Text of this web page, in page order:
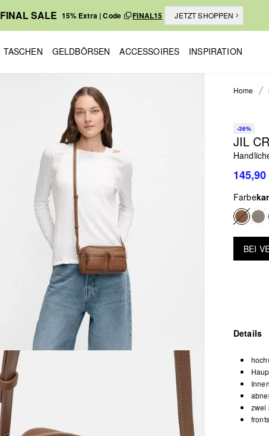
FINAL SALE 15% Extra | Code FINAL15 JETZT SHOPPEN
TASCHEN GELDBÖRSEN ACCESSOIRES INSPIRATION
Home
-36%
JIL
145,90
Farbe
BEI
Details
zwei